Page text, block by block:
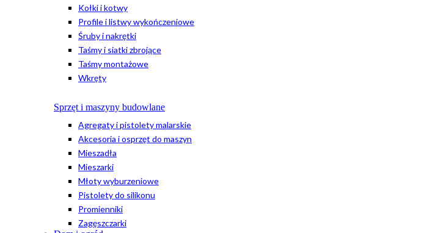
Kołki i kotwy
Profile i listwy wykończeniowe
Śruby i nakrętki
Taśmy i siatki zbrojące
Taśmy montażowe
Wkręty
Sprzęt i maszyny budowlane
Agregaty i pistolety malarskie
Akcesoria i osprzęt do maszyn
Mieszadła
Mieszarki
Młoty wyburzeniowe
Pistolety do silikonu
Promienniki
Zagęszczarki